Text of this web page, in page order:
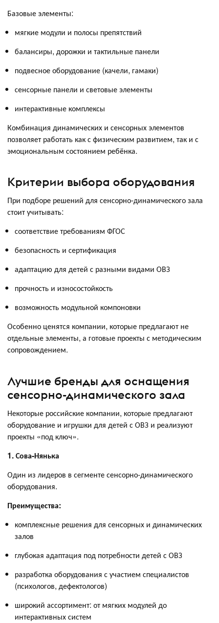
Базовые элементы:
мягкие модули и полосы препятствий
балансиры, дорожки и тактильные панели
подвесное оборудование (качели, гамаки)
сенсорные панели и световые элементы
интерактивные комплексы
Комбинация динамических и сенсорных элементов
позволяет работать как с физическим развитием, так и с
эмоциональным состоянием ребёнка.
Критерии выбора оборудования
При подборе решений для сенсорно-динамического зала
стоит учитывать:
соответствие требованиям ФГОС
безопасность и сертификация
адаптацию для детей с разными видами ОВЗ
прочность и износостойкость
возможность модульной компоновки
Особенно ценятся компании, которые предлагают не
отдельные элементы, а готовые проекты с методическим
сопровождением.
Лучшие бренды для оснащения
сенсорно-динамического зала
Некоторые российские компании, которые предлагают
оборудование и игрушки для детей с ОВЗ и реализуют
проекты «под ключ».
1. Сова-Нянька
Один из лидеров в сегменте сенсорно-динамического
оборудования.
Преимущества:
комплексные решения для сенсорных и динамических
залов
глубокая адаптация под потребности детей с ОВЗ
разработка оборудования с участием специалистов
(психологов, дефектологов)
широкий ассортимент: от мягких модулей до
интерактивных систем